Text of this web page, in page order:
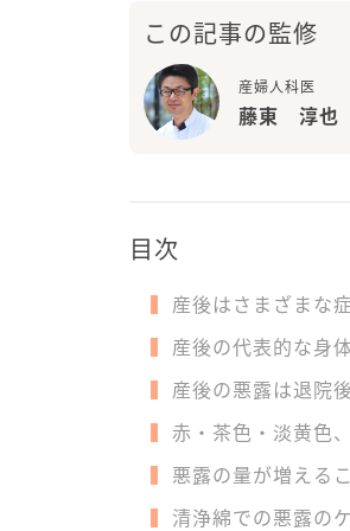
この記事の監修
産婦人科医
藤東 淳也
目次
産後はさまざまな
産後の代表的な身
産後の悪露は退院
赤・茶色・淡黄色
悪露の量が増える
清浄綿での悪露の